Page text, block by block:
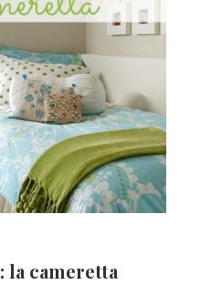
la cameretta